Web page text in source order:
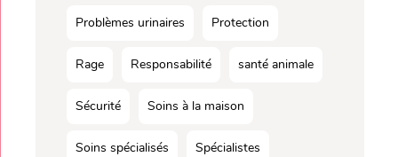
Problèmes urinaires Protection
Rage Responsabilité santé animale
Sécurité Soins à la maison
Soins spécialisés Spécialistes